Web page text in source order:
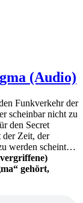
(Audio)
Funkverkehr der
scheinbar nicht zu
den Secret
der Zeit, der
werden scheint…
gehört,